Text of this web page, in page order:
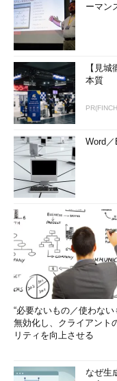
ーマン
【見
本質
Word
“必要ないもの／使わない
無効化し、クライアント
リティを向上させる
なぜ生